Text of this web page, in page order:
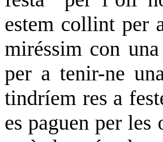
estem collint per
miréssim con
per a tenir-ne
tindríem res a
es paguen per